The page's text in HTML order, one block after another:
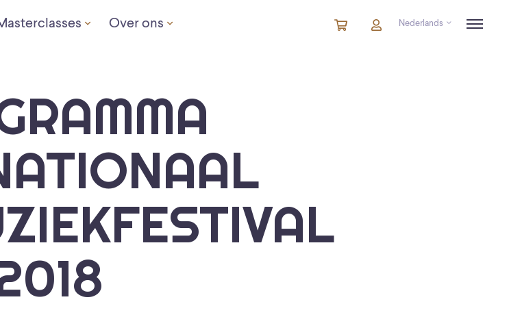
Over ons Winkelmandje
artikelenAccountNederlands